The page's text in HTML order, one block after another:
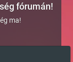
fórumán!
ma!